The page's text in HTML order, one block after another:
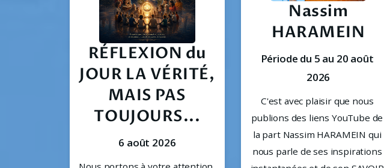
RÉFLEXION du
JOUR LA VÉRITÉ,
MAIS PAS
TOUJOURS...
6 août 2026
Nassim
HARAMEIN
Période du 5 au 20 août
2026
C'est avec plaisir que nous
publions des liens YouTube de
la part Nassim HARAMEIN qui
nous parle de ses inspirations